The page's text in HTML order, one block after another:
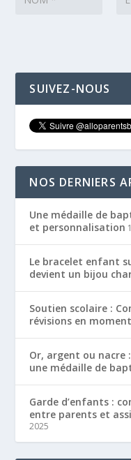
SUIVEZ-NOUS
NOS DERNIERS
Une médaille de
et personnalisation
Le bracelet enfant
devient un bijou
Soutien scolaire :
révisions en
Or, argent ou nacre
une médaille de
Garde d’enfants :
entre parents et
2025